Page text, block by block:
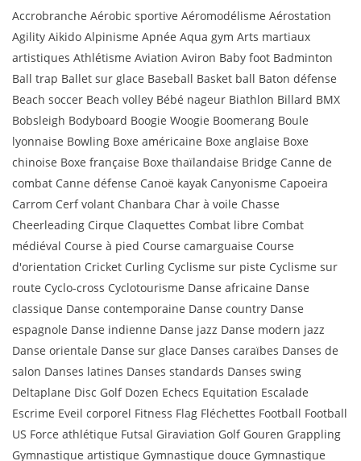
Accrobranche Aérobic sportive Aéromodélisme Aérostation
Agility Aikido Alpinisme Apnée Aqua gym Arts martiaux
artistiques Athlétisme Aviation Aviron Baby foot Badminton
Ball trap Ballet sur glace Baseball Basket ball Baton défense
Beach soccer Beach volley Bébé nageur Biathlon Billard BMX
Bobsleigh Bodyboard Boogie Woogie Boomerang Boule
lyonnaise Bowling Boxe américaine Boxe anglaise Boxe
chinoise Boxe française Boxe thaïlandaise Bridge Canne de
combat Canne défense Canoë kayak Canyonisme Capoeira
Carrom Cerf volant Chanbara Char à voile Chasse
Cheerleading Cirque Claquettes Combat libre Combat
médiéval Course à pied Course camarguaise Course
d'orientation Cricket Curling Cyclisme sur piste Cyclisme sur
route Cyclo-cross Cyclotourisme Danse africaine Danse
classique Danse contemporaine Danse country Danse
espagnole Danse indienne Danse jazz Danse modern jazz
Danse orientale Danse sur glace Danses caraïbes Danses de
salon Danses latines Danses standards Danses swing
Deltaplane Disc Golf Dozen Echecs Equitation Escalade
Escrime Eveil corporel Fitness Flag Fléchettes Football Football
US Force athlétique Futsal Giraviation Golf Gouren Grappling
Gymnastique artistique Gymnastique douce Gymnastique